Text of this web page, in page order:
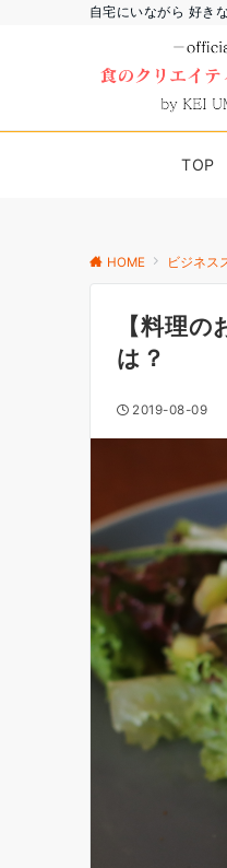
自宅にいながら 好き
TOP
HOME ビジネス
【料理
は？
2019-08-09